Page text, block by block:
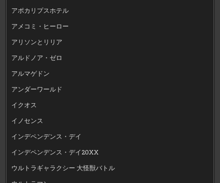
アポカリプスホテル
アメコミ・ヒーロー
アリソンとリリア
アルドノア・ゼロ
アルマゲドン
アンダーワールド
イクオス
イノセンス
インデペンデンス・デイ
インデペンデンス・デイ20XX
ウルトラギャラクシー 大怪獣バトル